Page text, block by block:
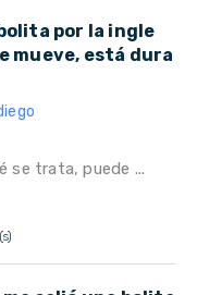
por la ingle
mueve, está dura
se trata, puede ...